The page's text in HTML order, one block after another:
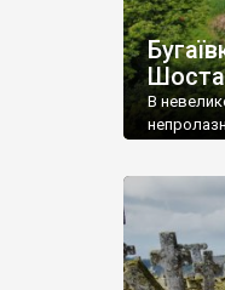
В
потім
палацу